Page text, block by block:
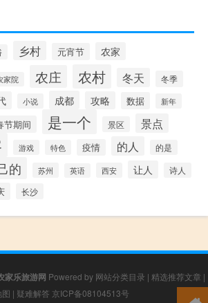
乡村 元宵节 农家
家院 农庄 农村 冬天 冬季
小说 成都 攻略 数据 新年
节期间 是一个 景区 景点
游戏 特色 疫情 的人 的是
的 苏州 英语 西安 让人 诗人
长沙
家乐旅游网 Powered by 网站分类目录 | 精选推荐文章 |
| 疑难解答 京ICP备08104513号